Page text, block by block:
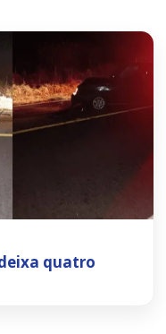
quatro